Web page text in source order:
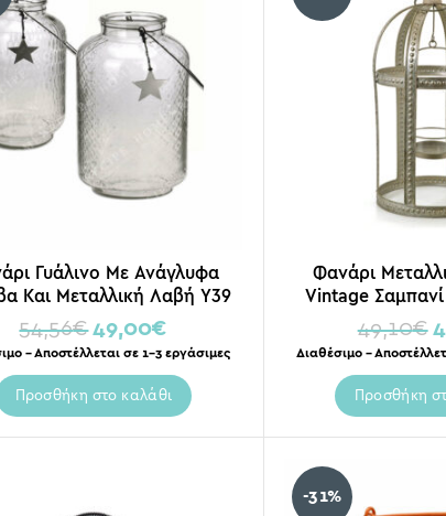
Γυάλινο Με Ανάγλυφα
Και Μεταλλική Λαβή Υ39
54,56€ 49,00€
– Αποστέλλεται σε 1-3 εργάσιμες
Προσθήκη στο καλάθι
Φανάρι
Vintage
Θήκη Για
49,10€
Διαθέσιμο –
Προσθήκη
-31%